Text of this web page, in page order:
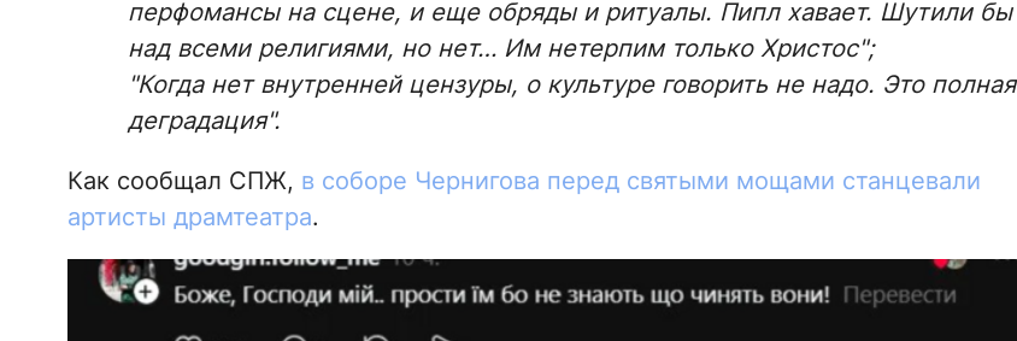
перфомансы на сцене, и еще обряды и ритуалы. Пипл хавает. Шутили бы
над всеми религиями, но нет… Им нетерпим только Христос";
"Когда нет внутренней цензуры, о культуре говорить не надо. Это полная
деградация".
Как сообщал СПЖ, в соборе Чернигова перед святыми мощами станцевали
артисты драмтеатра.